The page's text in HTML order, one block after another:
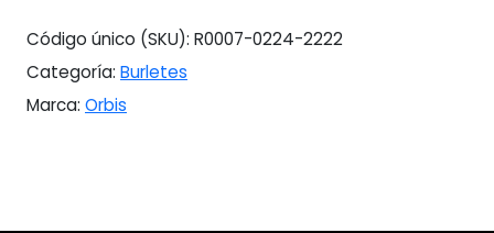
Código único (SKU): R0007-0224-2222
Categoría: Burletes
Marca: Orbis